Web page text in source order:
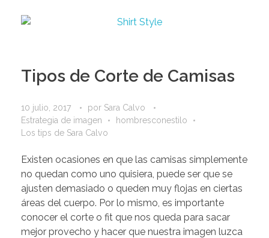
Tipos de Corte de Camisas
10 julio, 2017 por Sara Calvo
Estrategia de imagen
hombresconestilo
Los tips de Sara Calvo
Existen ocasiones en que las camisas simplemente
no quedan como uno quisiera, puede ser que se
ajusten demasiado o queden muy flojas en ciertas
áreas del cuerpo. Por lo mismo, es importante
conocer el corte o fit que nos queda para sacar
mejor provecho y hacer que nuestra imagen luzca